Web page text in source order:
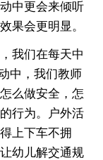
中更会来倾听
果会更明显。
我们在每天中
中，我们教师
么做安全，怎
行为。户外活
上下车不拥
幼儿解交通规